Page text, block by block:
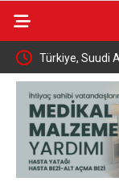
Türkiye, Suudi
tarihi savunma